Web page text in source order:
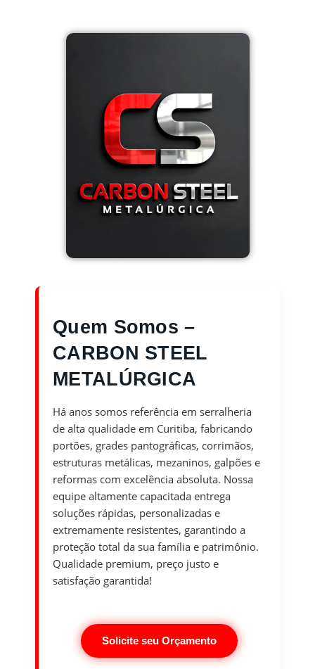
Quem Somos –
CARBON STEEL
METALÚRGICA
Há anos somos referência em serralheria
de alta qualidade em Curitiba, fabricando
portões, grades pantográficas, corrimãos,
estruturas metálicas, mezaninos, galpões e
reformas com excelência absoluta. Nossa
equipe altamente capacitada entrega
soluções rápidas, personalizadas e
extremamente resistentes, garantindo a
proteção total da sua família e patrimônio.
Qualidade premium, preço justo e
satisfação garantida!
Solicite seu Orçamento